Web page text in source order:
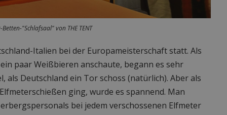
"Schlafsaal" von THE TENT
Italien bei der Europameisterschaft statt. Als
paar Weißbieren anschaute, begann es sehr
als Deutschland ein Tor schoss (natürlich). Aber als
ging, wurde es spannend. Man
bei jedem verschossenen Elfmeter